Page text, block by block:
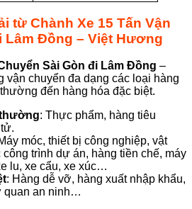
từ Chành Xe 15 Tấn Vận
Lâm Đồng – Việt Hương
Sài Gòn đi Lâm Đồng –
vận chuyển đa dạng các loại hàng
đến hàng hóa đặc biệt.
: Thực phẩm, hàng tiêu
móc, thiết bị công nghiệp, vật
công trình dự án, hàng tiền chế, máy
lu, xe cẩu, xe xúc…
: Hàng dễ vỡ, hàng xuất nhập khẩu,
quan an ninh…